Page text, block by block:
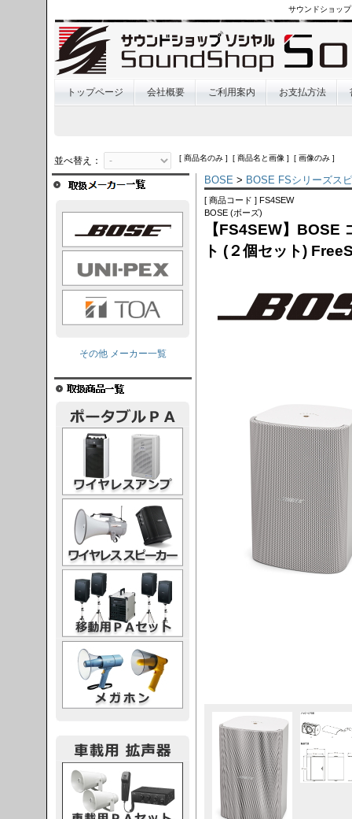
サウンドショッ
トップページ 会社概要 ご利用案内 お支払方法
並べ替え： [ 商品名のみ ] [ 商品名と画像 ] [ 画像のみ ]
BOSE > BOSE FSシリーズス
[ 商品コード ] FS4SEW
BOSE (ボーズ)
【FS4SEW】BOSE
ト (２個セット)
その他 メーカー一覧